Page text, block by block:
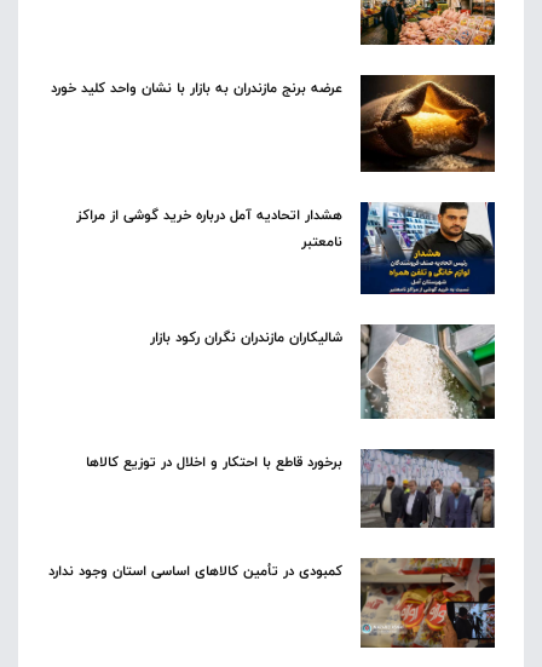
عرضه برنج مازندران به بازار با نشان واحد کلید خورد
هشدار اتحادیه آمل درباره خرید گوشی از مراکز
نامعتبر
شالیکاران مازندران نگران رکود بازار
برخورد قاطع با احتکار و اخلال در توزیع کالاها
کمبودی در تأمین کالاهای اساسی استان وجود ندارد